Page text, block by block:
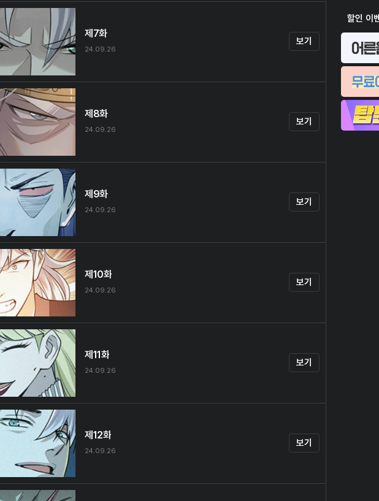
할인 이
제7화
24.09.26
보기
제8화
24.09.26
보기
제9화
24.09.26
보기
제10화
24.09.26
보기
제11화
24.09.26
보기
제12화
24.09.26
보기